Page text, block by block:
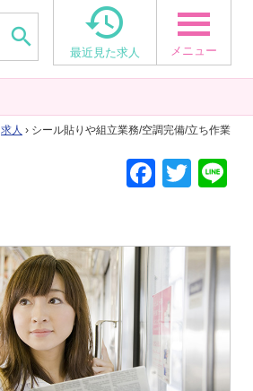
 
最近見た求人 メニュー
求人 › シール貼りや組立業務/空調完備/立ち作業
F
b
o
o
k
T
er